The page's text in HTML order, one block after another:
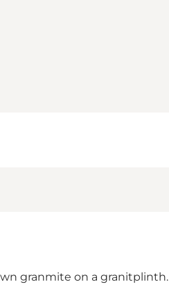
granmite on a granitplinth.